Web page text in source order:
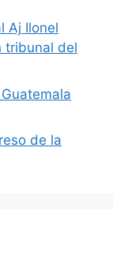
Aj Ilonel
tribunal del
de la